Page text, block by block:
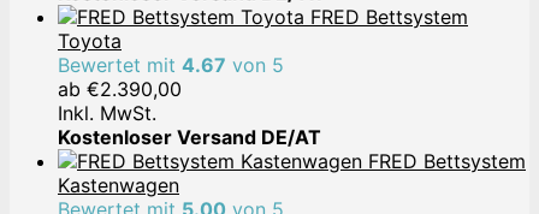
FRED Bettsystem
Toyota
Bewertet mit 4.67 von 5
ab €2.390,00
Inkl. MwSt.
Kostenloser Versand DE/AT
FRED Bettsystem
Kastenwagen